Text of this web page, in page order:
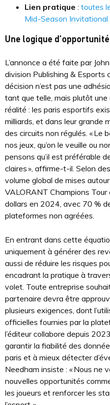
Lien pratique : toutes
Mid-Season
Une logique
L’annonce a été faite par
division Publishing & Esports
décision n’est pas une
tant que telle, mais plutôt
réalité : les paris esportifs
milliards, et dans leur grande
des circuits non régulés. « Le
nos jeux, qu’on le veuille ou
pensons qu’il est préférable
claires », affirme-t-il. Selon
volume global de mises
VALORANT Champions
dollars en 2024, avec 70 %
plateformes non agréées.
En entrant dans cette
uniquement à générer des
aussi de réduire les risques
encadrant la pratique à
volet. Toute entreprise
partenaire devra être
plusieurs exigences, dont
officielles fournies par la
l’éditeur collabore depuis
garantir la fiabilité des
paris et à mieux détecter
Needham insiste : « Nous ne
nouvelles opportunités
les joueurs et renforcer les